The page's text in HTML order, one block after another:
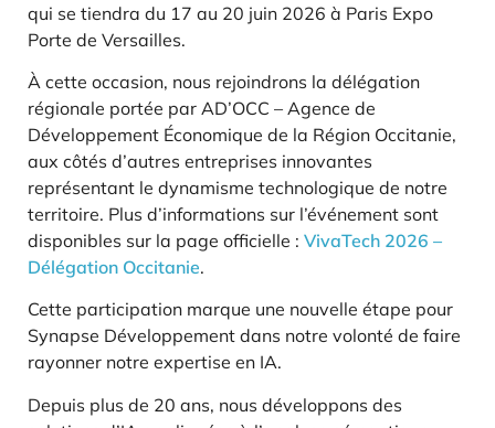
qui se tiendra du 17 au 20 juin 2026 à Paris Expo
Porte de Versailles.
À cette occasion, nous rejoindrons la délégation
régionale portée par AD’OCC – Agence de
Développement Économique de la Région Occitanie,
aux côtés d’autres entreprises innovantes
représentant le dynamisme technologique de notre
territoire. Plus d’informations sur l’événement sont
disponibles sur la page officielle : VivaTech 2026 –
Délégation Occitanie.
Cette participation marque une nouvelle étape pour
Synapse Développement dans notre volonté de faire
rayonner notre expertise en IA.
Depuis plus de 20 ans, nous développons des